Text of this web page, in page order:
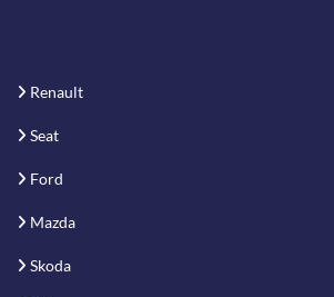
Renault
Seat
Ford
Mazda
Skoda